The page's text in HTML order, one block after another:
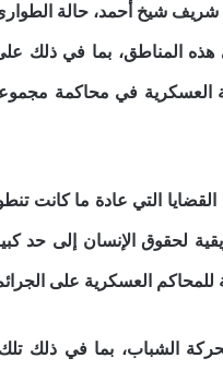
شريف شيخ أحمد، حالة
المناطق، بما في ذلك
في محاكمة
التي عادة ما كانت
لحقوق الإنسان إلى حد
العسكرية على
الشباب، بما في ذلك